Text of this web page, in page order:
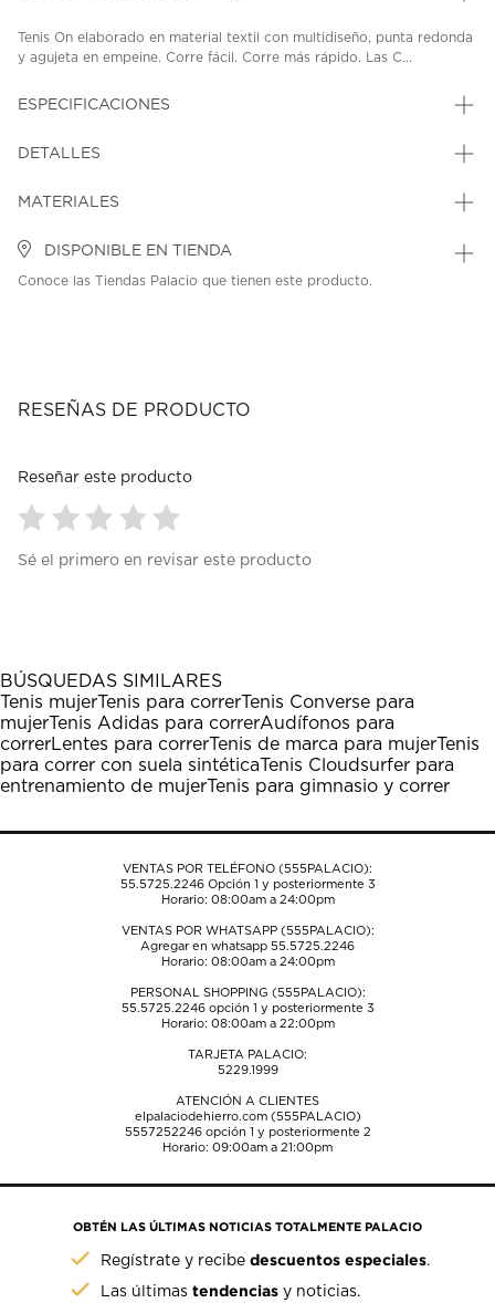
Tenis On elaborado en material textil con multidiseño, punta redonda
y agujeta en empeine. Corre fácil. Corre más rápido. Las C...
ESPECIFICACIONES
DETALLES
MATERIALES
DISPONIBLE EN TIENDA
Conoce las Tiendas Palacio que tienen este producto.
RESEÑAS DE PRODUCTO
Reseñar este producto
para
1
estrella
Esta
acción
abrirá
el
formulario
envío.
para
estrellas.
Esta
acción
abrirá
el
formulario
envío.
para
estrellas.
Esta
acción
abrirá
el
formulario
envío.
para
estrellas.
Esta
acción
abrirá
el
formulario
envío.
para
estrellas.
Esta
acción
abrirá
el
formulario
envío.
Sé el primero en revisar este producto
BÚSQUEDAS SIMILARES
Tenis mujerTenis para correrTenis Converse para
mujerTenis Adidas para correrAudífonos para
correrLentes para correrTenis de marca para mujerTenis
para correr con suela sintéticaTenis Cloudsurfer para
entrenamiento de mujerTenis para gimnasio y correr
VENTAS POR TELÉFONO (555PALACIO):
55.5725.2246Opción 1 y posteriormente 3
Horario: 08:00am a 24:00pm
VENTAS POR WHATSAPP (555PALACIO):
Agregar en whatsapp 55.5725.2246
Horario: 08:00am a 24:00pm
PERSONAL SHOPPING (555PALACIO):
55.5725.2246opción 1 y posteriormente 3
Horario: 08:00am a 22:00pm
TARJETA PALACIO:
5229.1999
ATENCIÓN A CLIENTES
elpalaciodehierro.com (555PALACIO)
5557252246opción 1 y posteriormente 2
Horario: 09:00am a 21:00pm
OBTÉN LAS ÚLTIMAS NOTICIAS TOTALMENTE PALACIO
Regístrate y recibedescuentos especiales.
Las últimastendencias y noticias.